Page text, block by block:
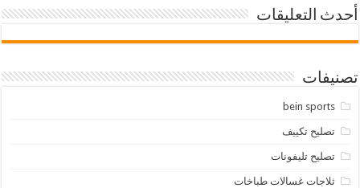
أحدث التعليقات
تصنيفات
bein sports
تصليح تكييف
تصليح تليفونات
ثلاجات غسالات طباخات